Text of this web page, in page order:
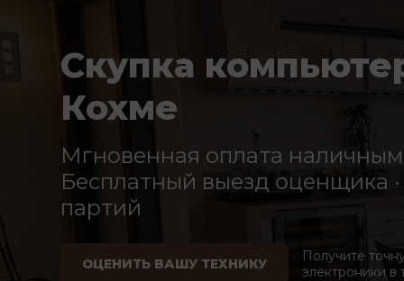
Скупка
Кохме
Мгновенная оплата
Бесплатный выезд оценщика
партий
ОЦЕНИТЬ ВАШУ ТЕХНИКУ
Получите
электроники в